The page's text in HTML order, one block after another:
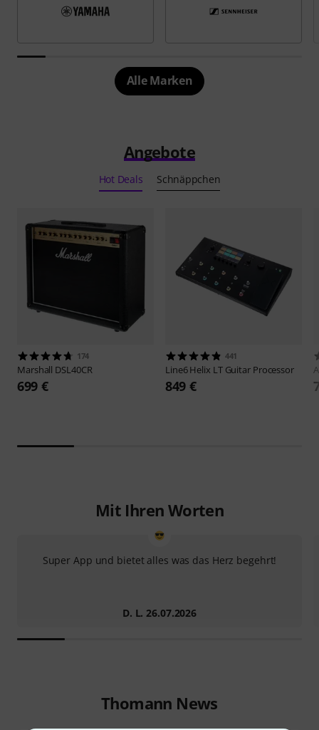
Alle Marken
Angebote
Hot Deals Schnäppchen
174
Marshall DSL40CR
699 €
441
Line6Helix LT Guitar Processor
849 €
Mit Ihren Worten
Super App und bietet alles was das Herz begehrt!
D. L. 26.07.2026
Thomann News